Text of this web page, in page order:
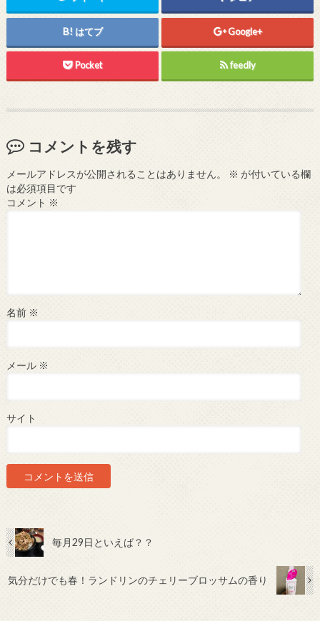
はてブ Google+
Pocket feedly
コメントを残す
メールアドレスが公開されることはありません。 ※ が付いている欄
は必須項目です
コメント ※
名前 ※
メール ※
サイト
毎月29日といえば？？
気分だけでも春！ランドリンのチェリーブロッサムの香り